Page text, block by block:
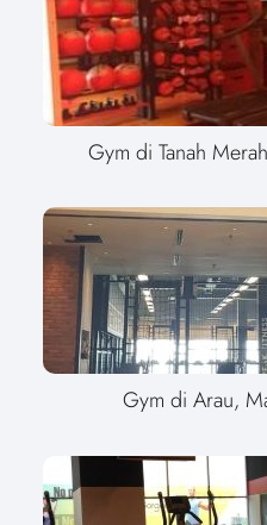
Gym di Tanah
Gym di Arau,